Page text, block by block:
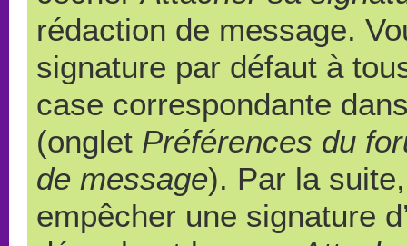
rédaction de message.
signature par défaut à
case correspondante
(onglet Préférences du
de message). Par la
empêcher une signature